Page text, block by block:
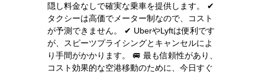
隠し料金なしで確実な乗車を提供します。 ✔
タクシーは高価でメーター制なので、コスト
が予測できません。 ✔ UberやLyftは便利です
が、スピーツプライシングとキャンセルによ
り手間がかかります。 🚐 最も信頼性があり、
コスト効果的な空港移動のために、今日すぐ